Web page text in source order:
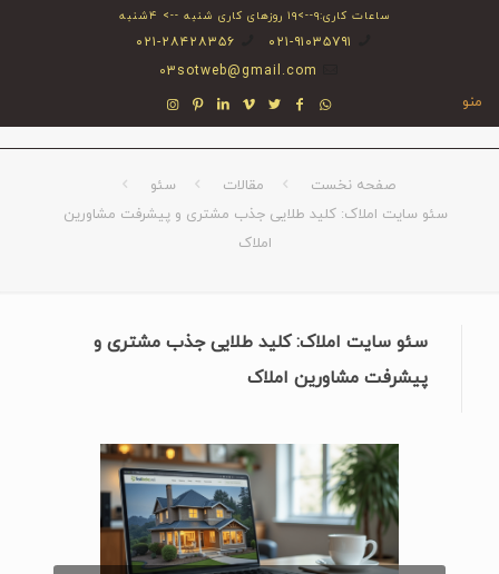
ساعات کاری:۹-->۱۹ روزهای کاری شنبه --> ۴شنبه
۰۲۱-۹۱۰۳۵۷۹۱
۰۲۱-۲۸۴۲۸۳۵۶
03sotweb@gmail.com
منو
صفحه نخست مقالات
سئو
سئو سایت املاک: کلید طلایی جذب مشتری و پیشرفت مشاورین
املاک
سئو سایت املاک: کلید طلایی جذب مشتری و
پیشرفت مشاورین املاک